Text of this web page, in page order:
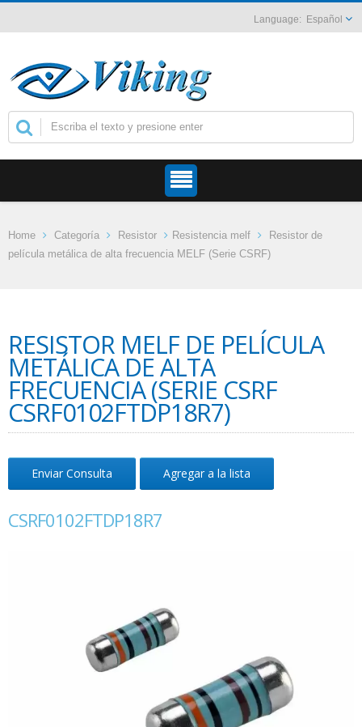
Español
Home Categoría Resistor Resistencia melf
Resistor de
película metálica de alta frecuencia MELF (Serie CSRF)
RESISTOR MELF DE PELÍCULA
METÁLICA DE ALTA
FRECUENCIA (SERIE CSRF
CSRF0102FTDP18R7)
Enviar Consulta Agregar a la lista
CSRF0102FTDP18R7